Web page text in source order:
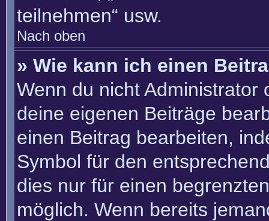
teilnehmen“ usw.
Nach oben
» Wie kann ich einen
Wenn du nicht
deine eigenen Beiträge
einen Beitrag bearbeiten,
Symbol für den
dies nur für einen
möglich. Wenn bereits